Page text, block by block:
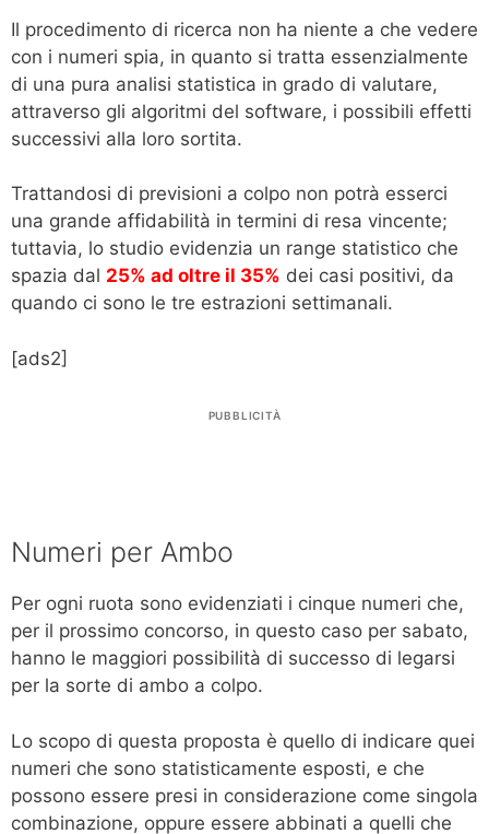
Il procedimento di ricerca non ha niente a che vedere
con i numeri spia, in quanto si tratta essenzialmente
di una pura analisi statistica in grado di valutare,
attraverso gli algoritmi del software, i possibili effetti
successivi alla loro sortita.
Trattandosi di previsioni a colpo non potrà esserci
una grande affidabilità in termini di resa vincente;
tuttavia, lo studio evidenzia un range statistico che
spazia dal 25% ad oltre il 35% dei casi positivi, da
quando ci sono le tre estrazioni settimanali.
[ads2]
PUBBLICITÀ
Numeri per Ambo
Per ogni ruota sono evidenziati i cinque numeri che,
per il prossimo concorso, in questo caso per sabato,
hanno le maggiori possibilità di successo di legarsi
per la sorte di ambo a colpo.
Lo scopo di questa proposta è quello di indicare quei
numeri che sono statisticamente esposti, e che
possono essere presi in considerazione come singola
combinazione, oppure essere abbinati a quelli che